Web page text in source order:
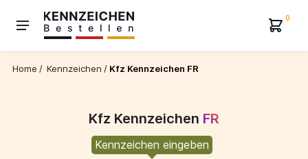
0
Home / Kennzeichen / Kfz Kennzeichen FR
Kfz Kennzeichen FR
Kennzeichen eingeben